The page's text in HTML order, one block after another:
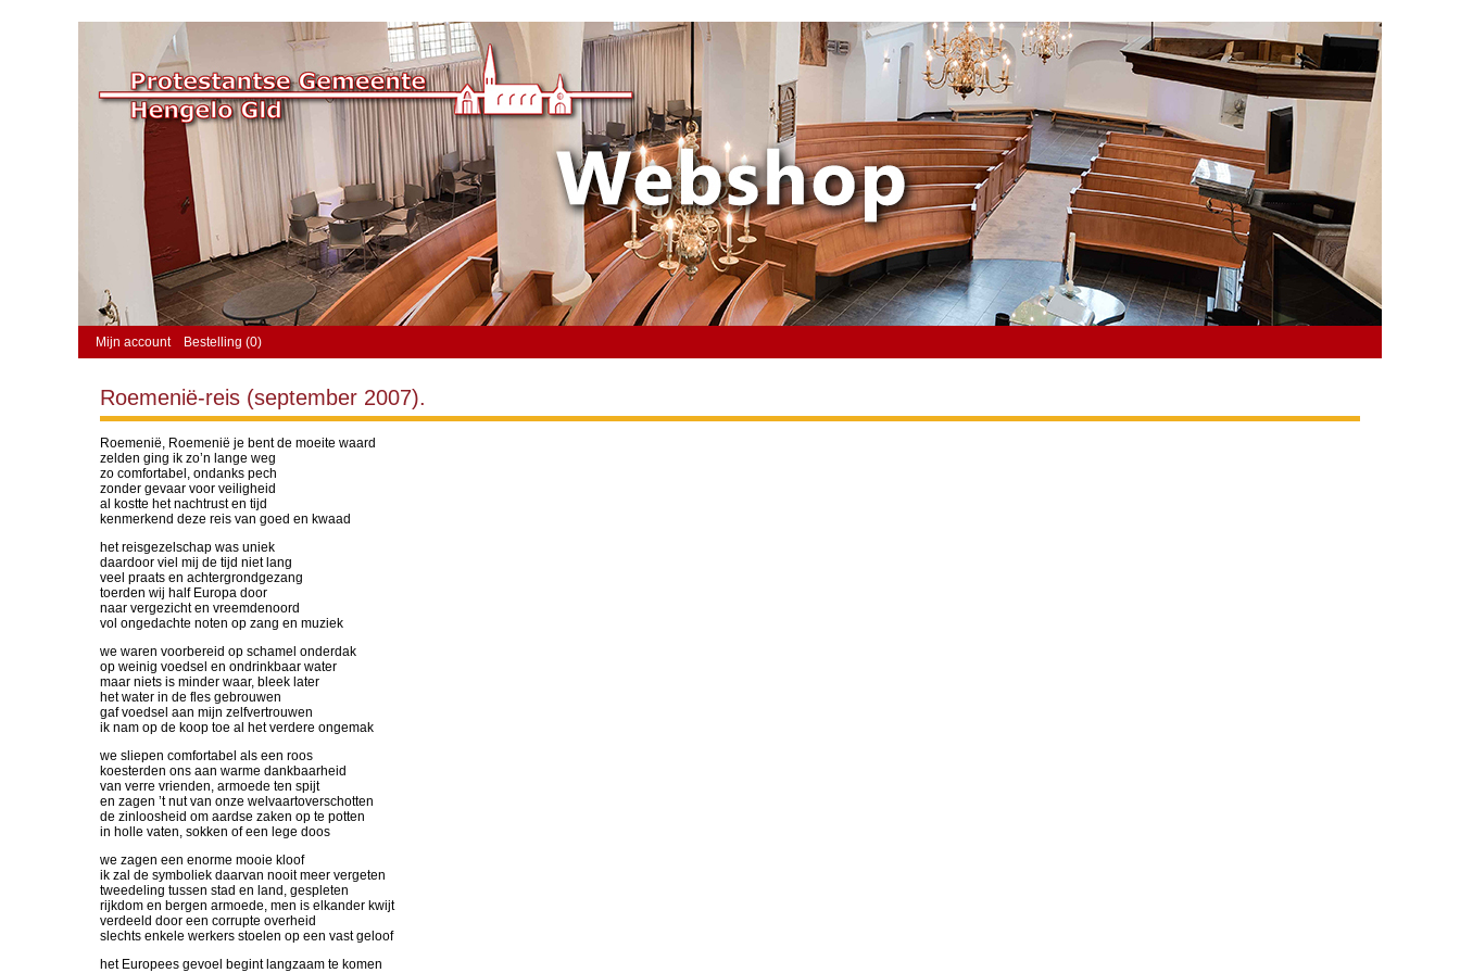
Mijn account Bestelling (0)
Roemenië-reis (september 2007).
Roemenië, Roemenië je bent de moeite waard
zelden ging ik zo’n lange weg
zo comfortabel, ondanks pech
zonder gevaar voor veiligheid
al kostte het nachtrust en tijd
kenmerkend deze reis van goed en kwaad
het reisgezelschap was uniek
daardoor viel mij de tijd niet lang
veel praats en achtergrondgezang
toerden wij half Europa door
naar vergezicht en vreemdenoord
vol ongedachte noten op zang en muziek
we waren voorbereid op schamel onderdak
op weinig voedsel en ondrinkbaar water
maar niets is minder waar, bleek later
het water in de fles gebrouwen
gaf voedsel aan mijn zelfvertrouwen
ik nam op de koop toe al het verdere ongemak
we sliepen comfortabel als een roos
koesterden ons aan warme dankbaarheid
van verre vrienden, armoede ten spijt
en zagen ’t nut van onze welvaartoverschotten
de zinloosheid om aardse zaken op te potten
in holle vaten, sokken of een lege doos
we zagen een enorme mooie kloof
ik zal de symboliek daarvan nooit meer vergeten
tweedeling tussen stad en land, gespleten
rijkdom en bergen armoede, men is elkander kwijt
verdeeld door een corrupte overheid
slechts enkele werkers stoelen op een vast geloof
het Europees gevoel begint langzaam te komen